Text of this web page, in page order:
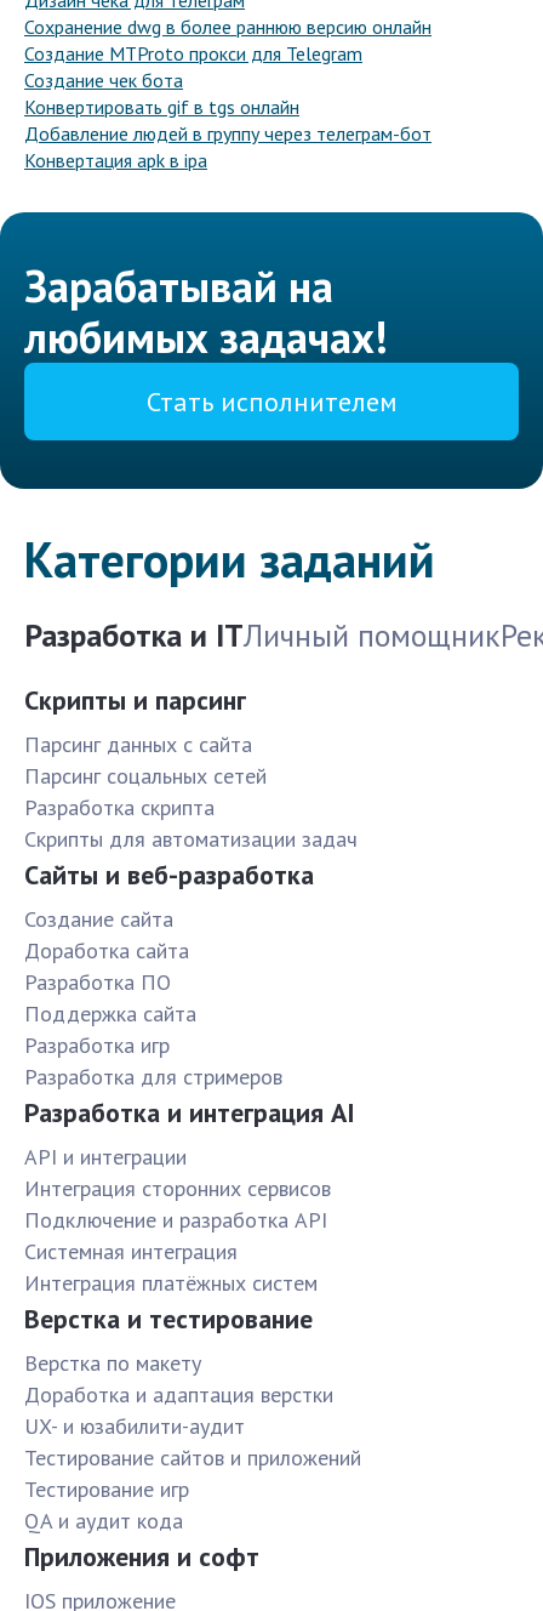
Сохранение dwg в более раннюю версию онлайн
Создание MTProto прокси для Telegram
Создание чек бота
Конвертировать gif в tgs онлайн
Добавление людей в группу через телеграм-бот
Конвертация apk в ipa
Зарабатывай на
любимых задачах!
Стать исполнителем
Категории заданий
Разработка и ITЛичный помощник
Скрипты и парсинг
Парсинг данных с сайта
Парсинг соцальных сетей
Разработка скрипта
Скрипты для автоматизации задач
Сайты и веб-разработка
Создание сайта
Доработка сайта
Разработка ПО
Поддержка сайта
Разработка игр
Разработка для стримеров
Разработка и интеграция AI
API и интеграции
Интеграция сторонних сервисов
Подключение и разработка API
Системная интеграция
Интеграция платёжных систем
Верстка и тестирование
Верстка по макету
Доработка и адаптация верстки
UX- и юзабилити-аудит
Тестирование сайтов и приложений
Тестирование игр
QA и аудит кода
Приложения и софт
IOS приложение